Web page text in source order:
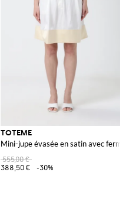
TOTEME
Mini-jupe évasée en satin avec
555,00 €
388,50 €
-30%